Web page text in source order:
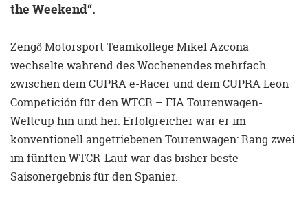
the Weekend“.
Zengő Motorsport Teamkollege Mikel Azcona
wechselte während des Wochenendes mehrfach
zwischen dem CUPRA e-Racer und dem CUPRA Leon
Competición für den WTCR – FIA Tourenwagen-
Weltcup hin und her. Erfolgreicher war er im
konventionell angetriebenen Tourenwagen: Rang zwei
im fünften WTCR-Lauf war das bisher beste
Saisonergebnis für den Spanier.